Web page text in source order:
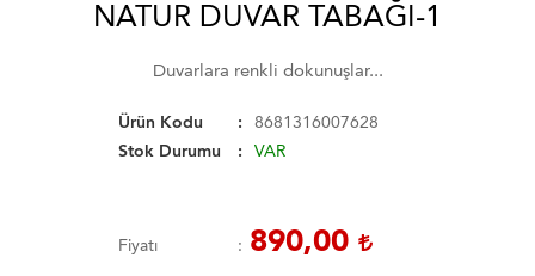
NATUR DUVAR TABAĞI-1
Duvarlara renkli dokunuşlar...
Ürün Kodu
8681316007628
Stok Durumu
VAR
Fiyatı 890,00